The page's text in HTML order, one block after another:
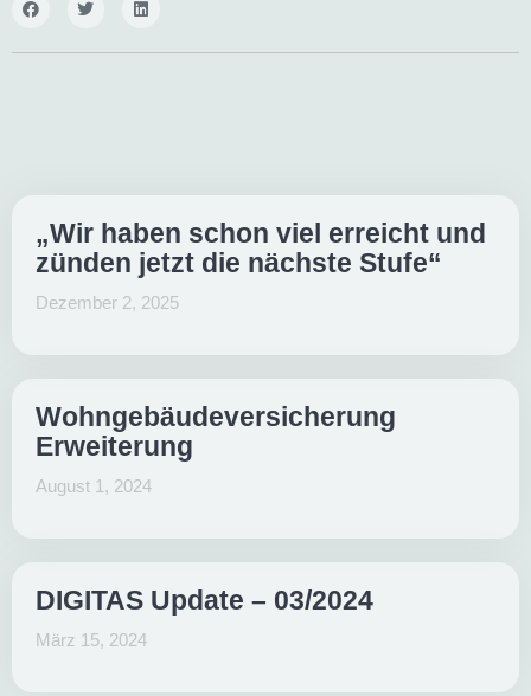
„Wir haben schon viel erreicht und
zünden jetzt die nächste Stufe“
Dezember 2, 2025
Wohngebäudeversicherung
Erweiterung
August 1, 2024
DIGITAS Update – 03/2024
März 15, 2024